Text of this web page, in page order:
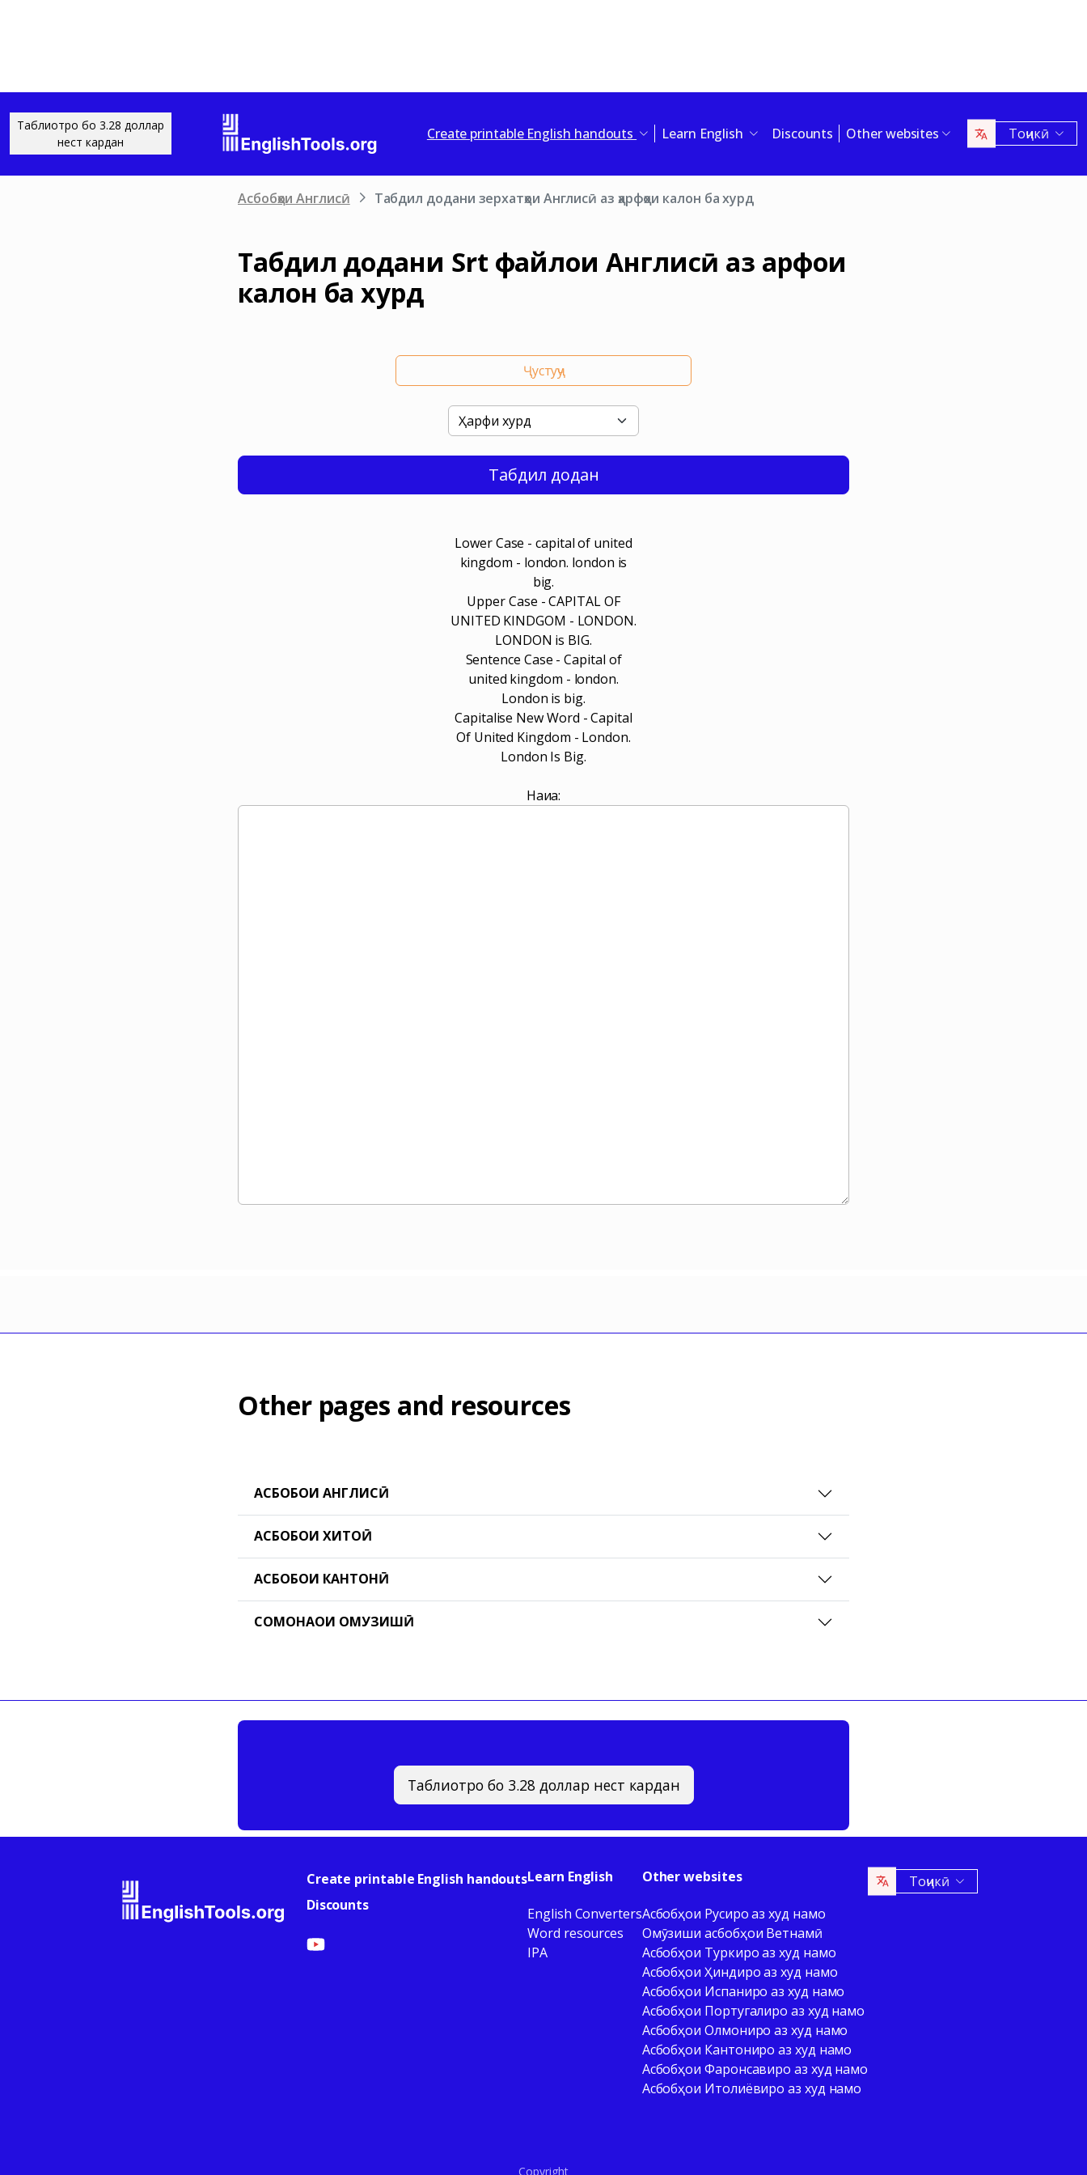
Таблиғотро бо 3.28 доллар
нест кардан
Create printable English handouts Learn English Discounts Other websites Тоҷикӣ
Асбобҳои Англисӣ Табдил додани зерхатҳои Англисӣ аз ҳарфҳои калон ба хурд
Табдил додани Srt файлҳои Англисӣ аз ҳарфҳои
калон ба хурд
Ҷустуҷу
Табдил додан
Lower Case - capital of united
kingdom - london. london is
big.
Upper Case - CAPITAL OF
UNITED KINDGOM - LONDON.
LONDON is BIG.
Sentence Case - Capital of
united kingdom - london.
London is big.
Capitalise New Word - Capital
Of United Kingdom - London.
London Is Big.
Наиҷа:
Other pages and resources
АСБОБҲОИ АНГЛИСӢ
АСБОБҲОИ ХИТОӢ
АСБОБҲОИ КАНТОНӢ
СОМОНАҲОИ ОМУЗИШӢ
Таблиғотро бо 3.28 доллар нест кардан
Create printable English handouts
Discounts
Learn English
English Converters
Word resources
IPA
Other websites
Асбобҳои Русиро аз худ намо
Омӯзиши асбобҳои Ветнамӣ
Асбобҳои Туркиро аз худ намо
Асбобҳои Ҳиндиро аз худ намо
Асбобҳои Испаниро аз худ намо
Асбобҳои Португалиро аз худ намо
Асбобҳои Олмониро аз худ намо
Асбобҳои Кантониро аз худ намо
Асбобҳои Фаронсавиро аз худ намо
Асбобҳои Итолиёвиро аз худ намо
Тоҷикӣ
Copyright